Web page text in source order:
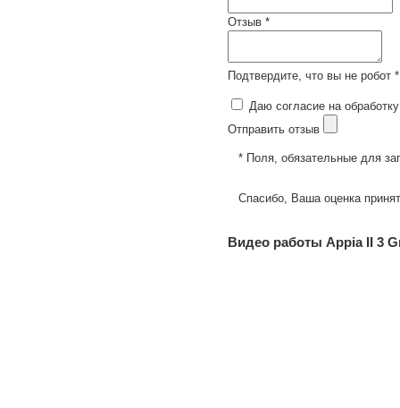
Отзыв *
Подтвердите, что вы не робот *
Даю согласие на
Отправить отзыв
* Поля, обязательные для
Спасибо, Ваша оценка
Видео работы Appia II 3